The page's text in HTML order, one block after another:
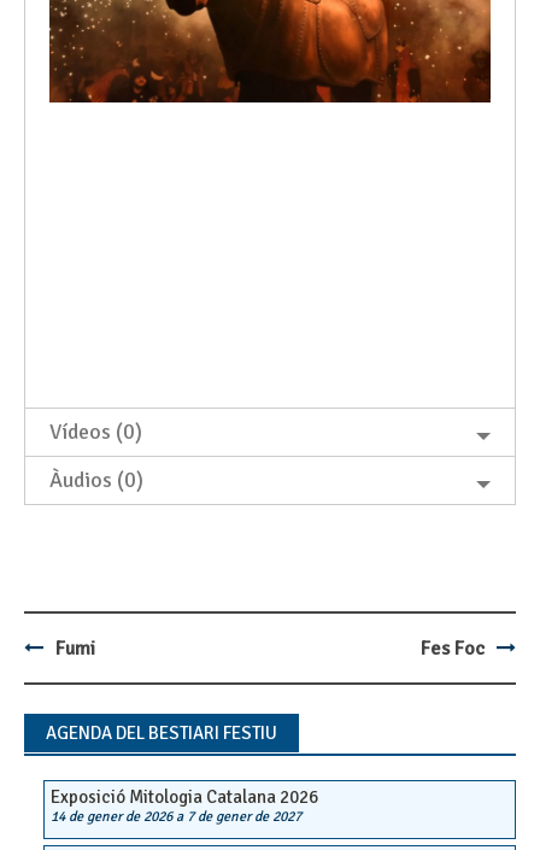
Vídeos (0)
Àudios (0)
Post
navigation
Fumi Fes Foc
AGENDA DEL BESTIARI FESTIU
Exposició Mitologia Catalana 2026
14 de gener de 2026a 7 de gener de 2027